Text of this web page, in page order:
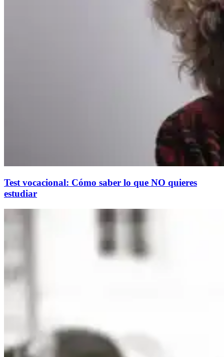
Test vocacional: Cómo saber lo que NO quieres
estudiar